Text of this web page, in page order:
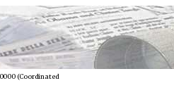
(Coordinated